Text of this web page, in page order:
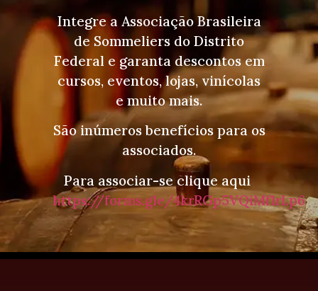
Integre a Associação Brasileira
de Sommeliers do Distrito
Federal e garanta descontos em
cursos, eventos, lojas, vinícolas
e muito mais.
São inúmeros benefícios para os
associados.
Para associar-se clique aqui
https://forms.gle/4krRGp5VQiMf1rLp6